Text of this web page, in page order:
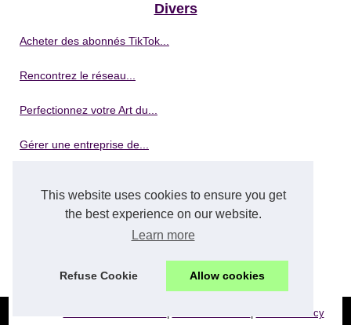
This website uses cookies to ensure you get
the best experience on our website.
Learn more
Refuse Cookie Allow cookies
Divers
Acheter des abonnés TikTok...
Rencontrez le réseau...
Perfectionnez votre Art du...
Gérer une entreprise de...
Formation en lavage de...
Cookies Policy